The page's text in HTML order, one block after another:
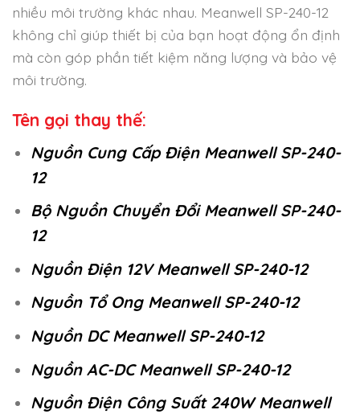
nhiều môi trường khác nhau. Meanwell SP-240-12
không chỉ giúp thiết bị của bạn hoạt động ổn định
mà còn góp phần tiết kiệm năng lượng và bảo vệ
môi trường.
Tên gọi thay thế:
Nguồn Cung Cấp Điện Meanwell SP-240-
12
Bộ Nguồn Chuyển Đổi Meanwell SP-240-
12
Nguồn Điện 12V Meanwell SP-240-12
Nguồn Tổ Ong Meanwell SP-240-12
Nguồn DC Meanwell SP-240-12
Nguồn AC-DC Meanwell SP-240-12
Nguồn Điện Công Suất 240W Meanwell